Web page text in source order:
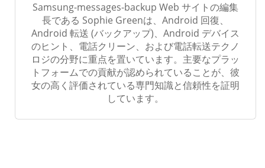
Samsung-messages-backup Web サイトの編集
長である Sophie Greenは、Android 回復、
Android 転送 (バックアップ)、Android デバイス
のヒント、電話クリーン、および電話転送テクノ
ロジの分野に重点を置いています。主要なプラッ
トフォームでの貢献が認められていることが、彼
女の高く評価されている専門知識と信頼性を証明
しています。